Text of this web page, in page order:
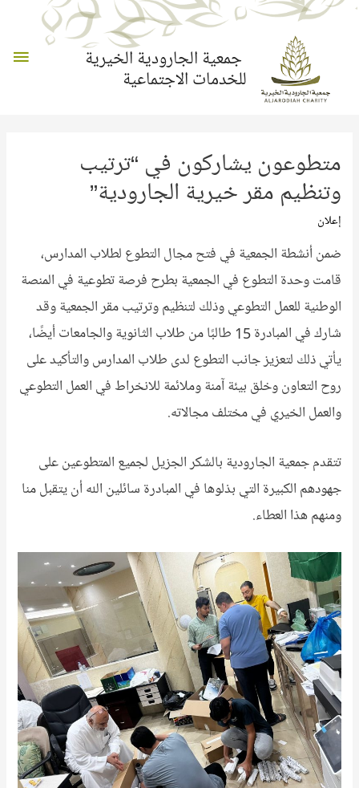
جمعية الجارودية الخيرية
للخدمات الاجتماعية
متطوعون يشاركون في “ترتيب
وتنظيم مقر خيرية الجارودية”
إعلان
ضمن أنشطة الجمعية في فتح مجال التطوع لطلاب المدارس،
قامت وحدة التطوع في الجمعية بطرح فرصة تطوعية في المنصة
الوطنية للعمل التطوعي وذلك لتنظيم وترتيب مقر الجمعية وقد
شارك في المبادرة 15 طالبًا من طلاب الثانوية والجامعات أيضًا،
يأتي ذلك لتعزيز جانب التطوع لدى طلاب المدارس والتأكيد على
روح التعاون وخلق بيئة آمنة وملائمة للانخراط في العمل التطوعي
والعمل الخيري في مختلف مجالاته.
تتقدم جمعية الجارودية بالشكر الجزيل لجميع المتطوعين على
جهودهم الكبيرة التي بذلوها في المبادرة سائلين الله أن يتقبل منا
ومنهم هذا العطاء.